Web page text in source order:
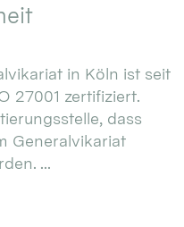
in Köln ist seit
27001 zertifiziert.
dass
Generalvikariat
...